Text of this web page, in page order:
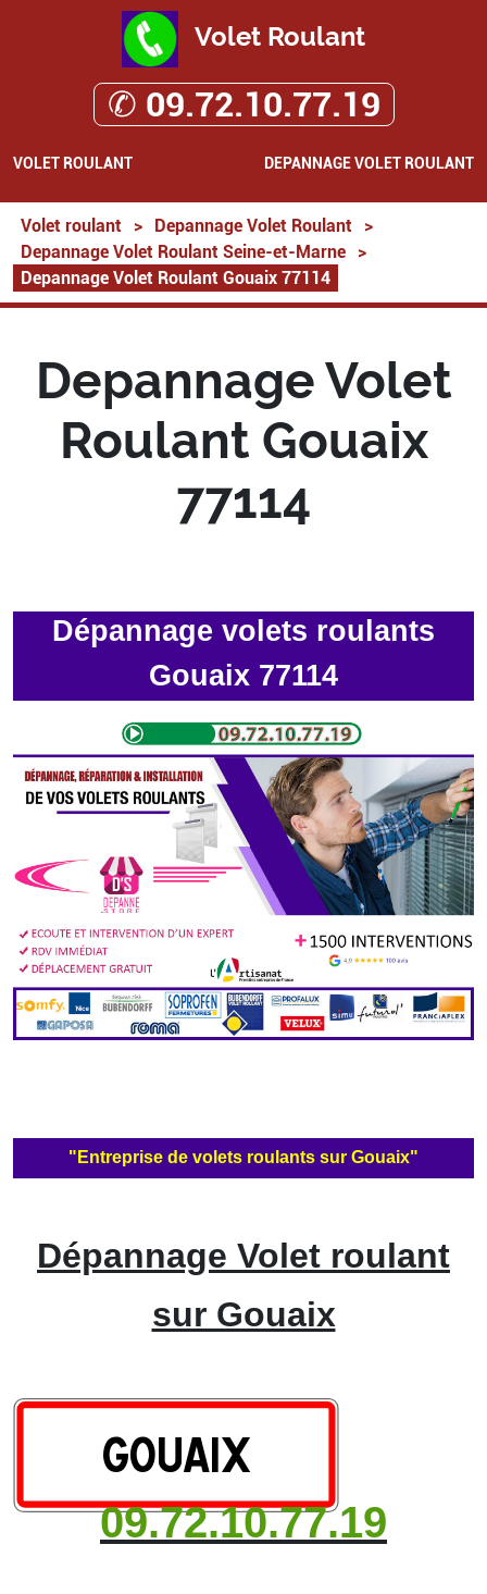
Volet Roulant
✆ 09.72.10.77.19
VOLET ROULANT DEPANNAGE VOLET ROULANT
Volet roulant > Depannage Volet Roulant
>
Depannage Volet Roulant Seine-et-Marne
>
Depannage Volet Roulant Gouaix 77114
Depannage Volet
Roulant Gouaix
77114
Dépannage volets roulants
Gouaix 77114
"Entreprise de volets roulants sur Gouaix"
Dépannage Volet roulant
sur Gouaix
09.72.10.77.19